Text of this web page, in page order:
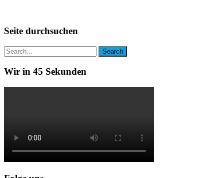
Seite durchsuchen
Wir in 45 Sekunden